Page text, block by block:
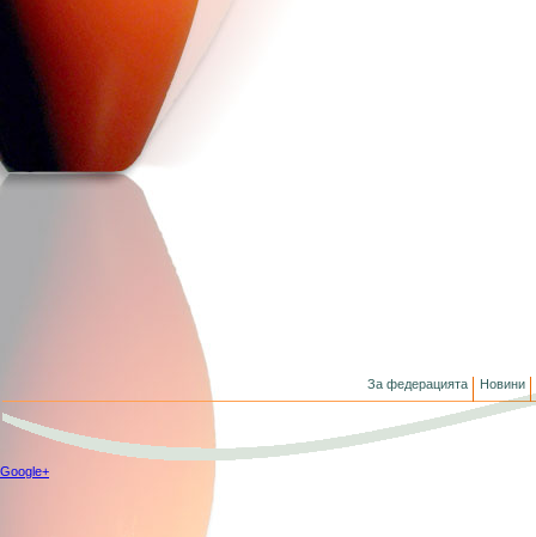
За федерацията Новини
Google+